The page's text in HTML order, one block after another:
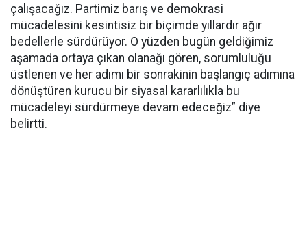
çalışacağız. Partimiz barış ve demokrasi
mücadelesini kesintisiz bir biçimde yıllardır ağır
bedellerle sürdürüyor. O yüzden bugün geldiğimiz
aşamada ortaya çıkan olanağı gören, sorumluluğu
üstlenen ve her adımı bir sonrakinin başlangıç adımına
dönüştüren kurucu bir siyasal kararlılıkla bu
mücadeleyi sürdürmeye devam edeceğiz” diye
belirtti.